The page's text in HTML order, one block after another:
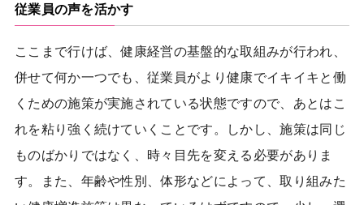
従業員の声を活かす
ここまで行けば、健康経営の基盤的な取組みが行われ、
併せて何か一つでも、従業員がより健康でイキイキと働
くための施策が実施されている状態ですので、あとはこ
れを粘り強く続けていくことです。しかし、施策は同じ
ものばかりではなく、時々目先を変える必要がありま
す。また、年齢や性別、体形などによって、取り組みた